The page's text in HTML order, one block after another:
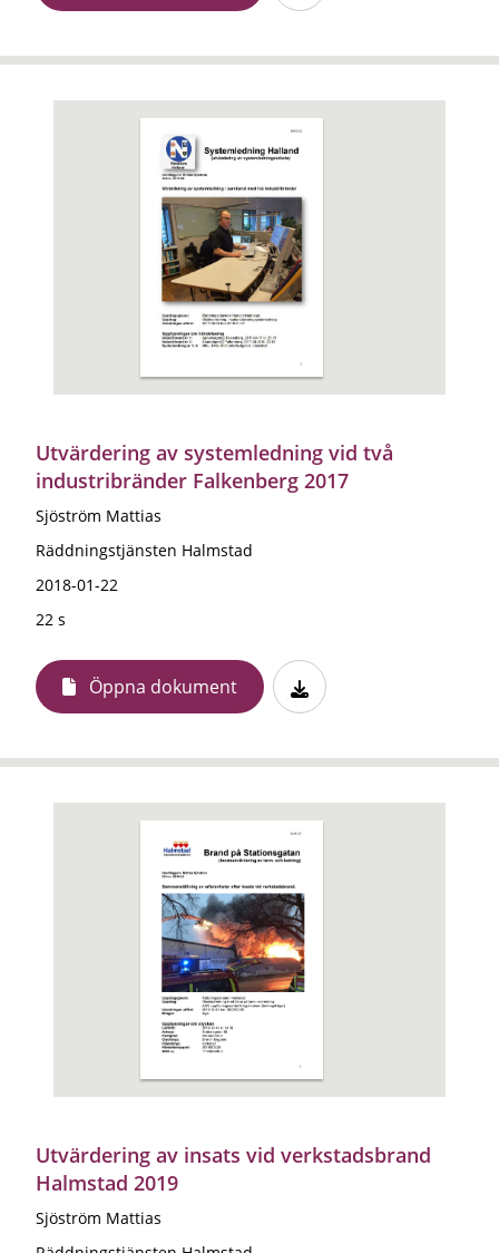
Utvärdering av systemledning vid två
industribränder Falkenberg 2017
Sjöström Mattias
Räddningstjänsten Halmstad
2018-01-22
22 s
Öppna dokument
Utvärdering av insats vid verkstadsbrand
Halmstad 2019
Sjöström Mattias